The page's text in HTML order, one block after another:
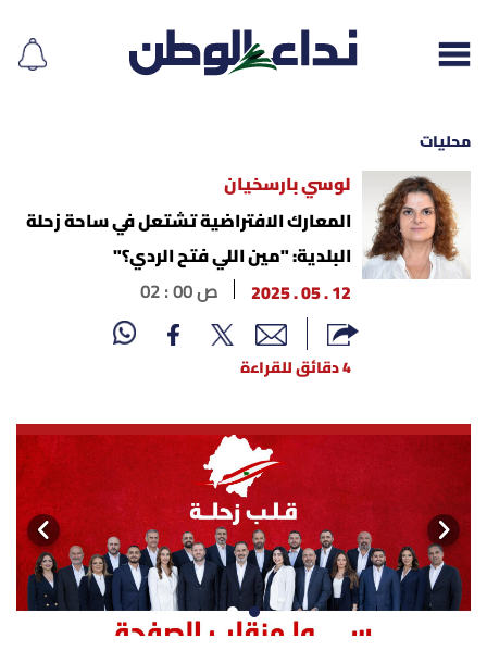
إقرأ الجريدة
لبنان
محليات
أسرار
متفرقات
محليات
لوسي بارسخيان
المعارك الافتراضية تشتعل في ساحة زحلة
البلدية: "مين اللي فتح الردي؟"
12 . 05 . 2025
02 : 00 ص
4 دقائق للقراءة